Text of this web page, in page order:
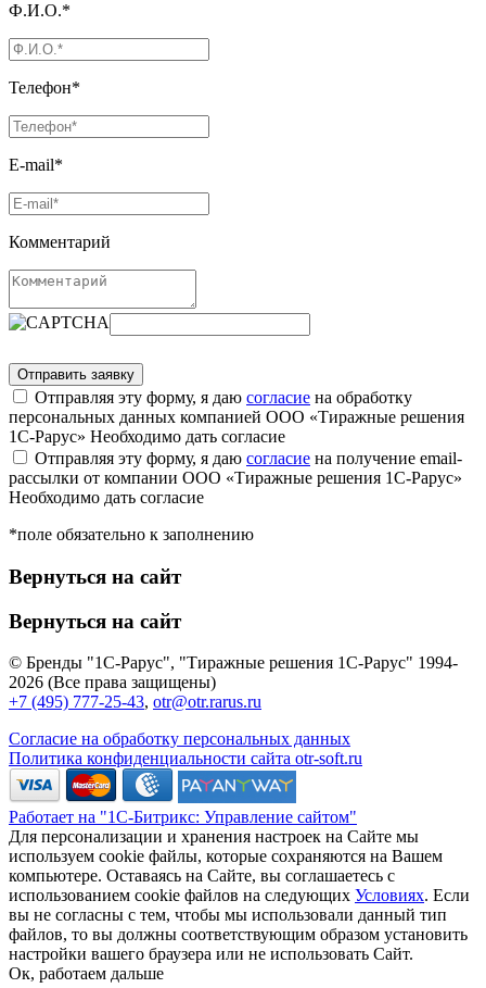
Ф.И.О.*
Телефон*
E-mail*
Комментарий
Отправляя эту форму, я даю согласие на обработку
персональных данных компанией ООО «Тиражные решения
1С-Рарус» Необходимо дать согласие
Отправляя эту форму, я даю согласие на получение email-
рассылки от компании ООО «Тиражные решения 1С-Рарус»
Необходимо дать согласие
*поле обязательно к заполнению
Вернуться на сайт
Вернуться на сайт
© Бренды "1С-Рарус", "Тиражные решения 1С-Рарус" 1994-
2026 (Все права защищены)
+7 (495) 777-25-43, otr@otr.rarus.ru
Согласие на обработку персональных данных
Политика конфиденциальности сайта otr-soft.ru
Работает на "1С-Битрикс: Управление сайтом"
Для персонализации и хранения настроек на Сайте мы
используем cookie файлы, которые сохраняются на Вашем
компьютере. Оставаясь на Сайте, вы соглашаетесь с
использованием cookie файлов на следующих Условиях. Если
вы не согласны с тем, чтобы мы использовали данный тип
файлов, то вы должны соответствующим образом установить
настройки вашего браузера или не использовать Сайт.
Ок, работаем дальше